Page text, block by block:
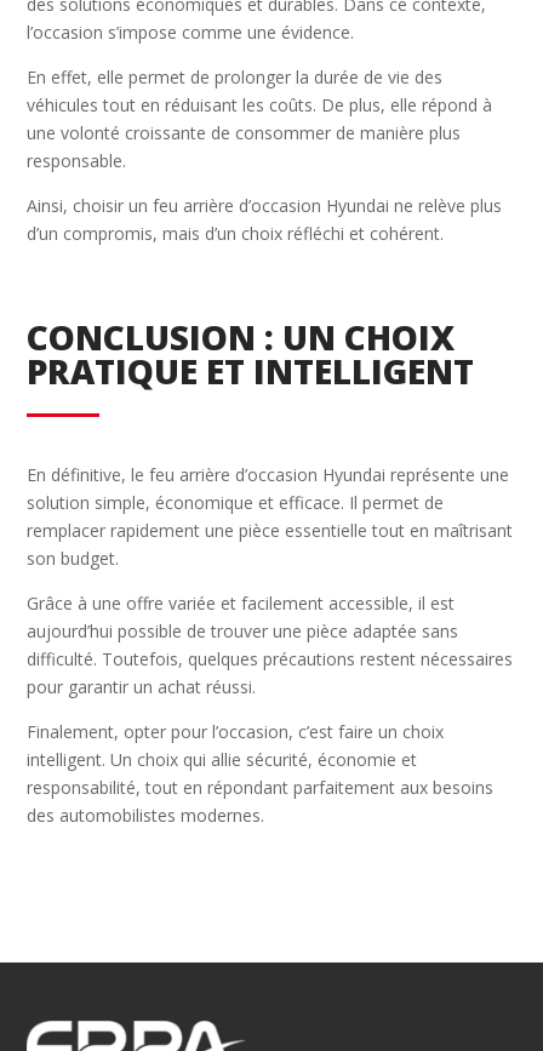
l’occasion s’impose comme une évidence.
En effet, elle permet de prolonger la durée de vie des
véhicules tout en réduisant les coûts. De plus, elle répond à
une volonté croissante de consommer de manière plus
responsable.
Ainsi, choisir un feu arrière d’occasion Hyundai ne relève plus
d’un compromis, mais d’un choix réfléchi et cohérent.
CONCLUSION : UN CHOIX
PRATIQUE ET INTELLIGENT
En définitive, le feu arrière d’occasion Hyundai représente une
solution simple, économique et efficace. Il permet de
remplacer rapidement une pièce essentielle tout en maîtrisant
son budget.
Grâce à une offre variée et facilement accessible, il est
aujourd’hui possible de trouver une pièce adaptée sans
difficulté. Toutefois, quelques précautions restent nécessaires
pour garantir un achat réussi.
Finalement, opter pour l’occasion, c’est faire un choix
intelligent. Un choix qui allie sécurité, économie et
responsabilité, tout en répondant parfaitement aux besoins
des automobilistes modernes.